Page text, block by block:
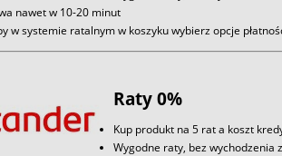
nawet w 10-20 minut
w systemie ratalnym w koszyku wybierz opcje
Raty 0%
Kup produkt na 5 rat a koszt
Wygodne raty, bez wychodzenia